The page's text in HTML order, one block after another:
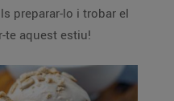
preparar-lo i trobar el
te aquest estiu!